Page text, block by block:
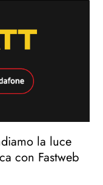
la luce
con Fastweb